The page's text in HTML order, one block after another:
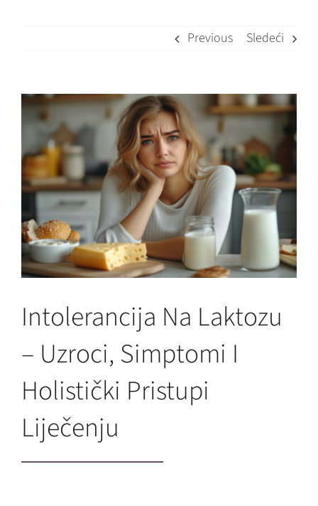
Previous Sledeći
View
Larger
Image
Intolerancija Na Laktozu
– Uzroci, Simptomi I
Holistički Pristupi
Liječenju